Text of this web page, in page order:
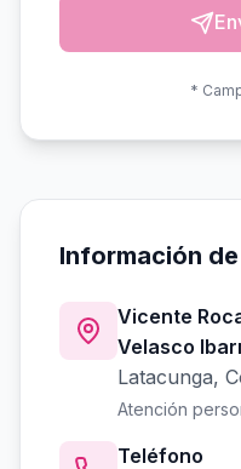
*
Información
Vicente
Velasco
Latacunga,
Atención
Teléfono